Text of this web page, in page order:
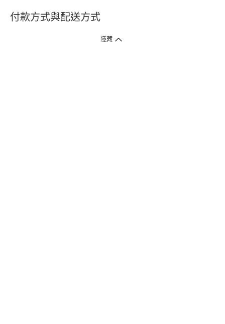
付款方式與配送方式
隱藏